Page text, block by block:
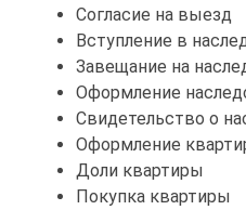
Согласие на выезд
Вступление в
Завещание на
Оформление
Свидетельство о
Оформление
Доли квартиры
Покупка квартиры